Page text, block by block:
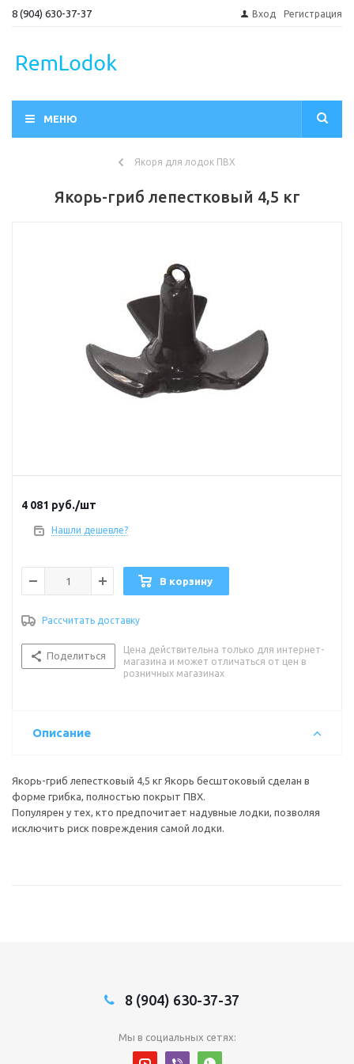
8 (904) 630-37-37 Вход Регистрация
МЕНЮ
Якоря для лодок ПВХ
Якорь-гриб лепестковый 4,5 кг
4 081 руб./шт
Нашли дешевле?
В корзину
Рассчитать доставку
Поделиться
Цена действительна только для интернет-
магазина и может отличаться от цен в
розничных магазинах
Описание
Якорь-гриб лепестковый 4,5 кг Якорь бесштоковый сделан в
форме грибка, полностью покрыт ПВХ.
Популярен у тех, кто предпочитает надувные лодки, позволяя
исключить риск повреждения самой лодки.
8 (904) 630-37-37
Мы в социальных сетях: